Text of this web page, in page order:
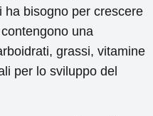
ha bisogno per crescere
una
grassi, vitamine
per lo sviluppo del